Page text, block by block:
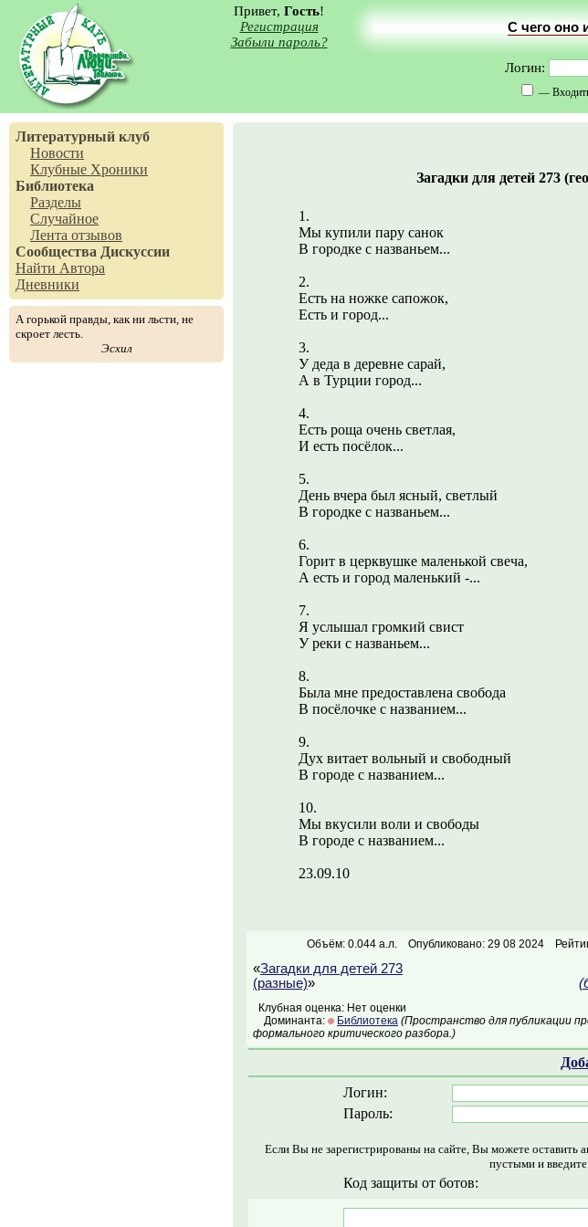
Привет, Гость!
Регистрация
Забыли пароль?
С чего оно
Логин:
—
Литературный клуб
Новости
Клубные Хроники
Библиотека
Разделы
Случайное
Лента отзывов
Сообщества Дискуссии
Найти Автора
Дневники
А горькой правды, как ни льсти, не
скроет лесть.
Эсхил
Загадки для детей 273
1.
Мы купили пару санок
В городке с названьем...
2.
Есть на ножке сапожок,
Есть и город...
3.
У деда в деревне сарай,
А в Турции город...
4.
Есть роща очень светлая,
И есть посёлок...
5.
День вчера был ясный, светлый
В городке с названьем...
6.
Горит в церквушке маленькой свеча,
А есть и город маленький -...
7.
Я услышал громкий свист
У реки с названьем...
8.
Была мне предоставлена свобода
В посёлочке с названием...
9.
Дух витает вольный и свободный
В городе с названием...
10.
Мы вкусили воли и свободы
В городе с названием...
23.09.10
Объём: 0.044 а.л. Опубликовано: 29 08 2024
«Загадки для детей 273
(разные)»
Клубная оценка: Нет оценки
Доминанта:
Библиотека (Пространство для публикации
формального критического разбора.)
Логин:
Пароль:
Если Вы не зарегистрированы на сайте, Вы можете
пустыми и
Код защиты от ботов: